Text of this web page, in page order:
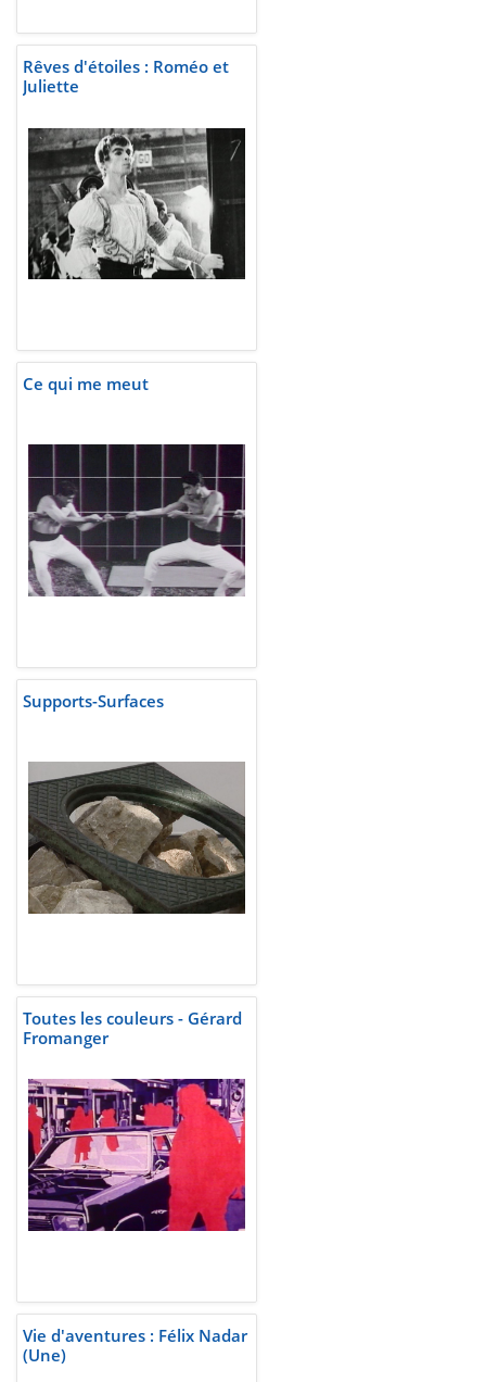
Rêves d'étoiles : Roméo et
Juliette
Ce qui me meut
Supports-Surfaces
Toutes les couleurs - Gérard
Fromanger
Vie d'aventures : Félix Nadar
(Une)